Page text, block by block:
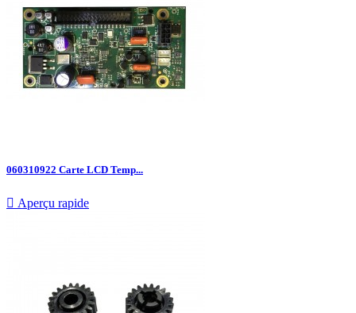
060310922 Carte LCD Temp...
 Aperçu rapide